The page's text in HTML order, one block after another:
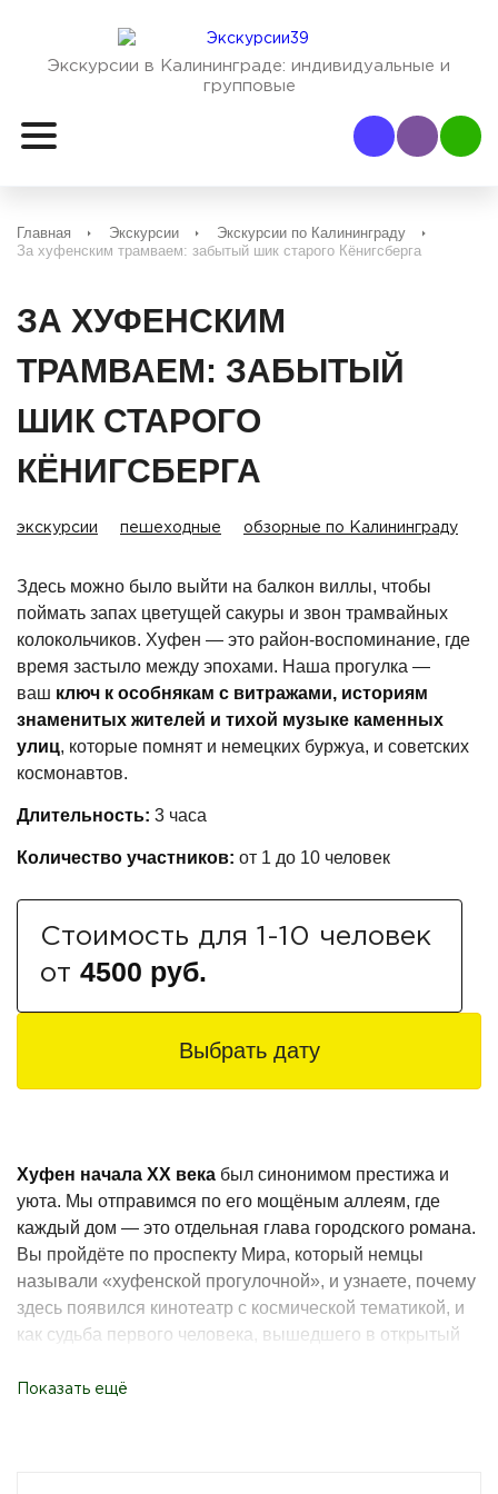
Экскурсии в Калининграде: индивидуальные и
групповые
Наш Viber
Наш
Главная Экскурсии
Экскурсии по Калининграду
За хуфенским трамваем: забытый шик старого Кёнигсберга
ЗА ХУФЕНСКИМ
ТРАМВАЕМ: ЗАБЫТЫЙ
ШИК СТАРОГО
КЁНИГСБЕРГА
экскурсии пешеходные обзорные по Калининграду
Здесь можно было выйти на балкон виллы, чтобы
поймать запах цветущей сакуры и звон трамвайных
колокольчиков. Хуфен — это район-воспоминание, где
время застыло между эпохами. Наша прогулка —
ваш ключ к особнякам с витражами, историям
знаменитых жителей и тихой музыке каменных
улиц, которые помнят и немецких буржуа, и советских
космонавтов.
Длительность: 3 часа
Количество участников: от 1 до 10 человек
Стоимость для 1-10 человек
от 4500 руб.
Выбрать дату
Хуфен начала XX века был синонимом престижа и
уюта. Мы отправимся по его мощёным аллеям, где
каждый дом — это отдельная глава городского романа.
Вы пройдёте по проспекту Мира, который немцы
называли «хуфенской прогулочной», и узнаете, почему
здесь появился кинотеатр с космической тематикой, и
как судьба первого человека, вышедшего в открытый
Показать ещё